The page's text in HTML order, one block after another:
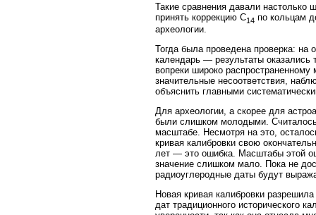
Такие сравнения давали настолько
принять коррекцию C14 по кольцам
археологии.
Тогда была проведена проверка: на
календарь — результаты оказались
вопреки широко
значительные несоответствия,
объяснить главными
Для археологии, а скорее для
были слишком молодыми.
масштабе. Несмотря на это,
кривая калибровки свою
лет — это ошибка. Масштабы этой
значение слишком мало. Пока не
радиоуглеродные даты будут
Новая кривая калибровки
дат традиционного исторического